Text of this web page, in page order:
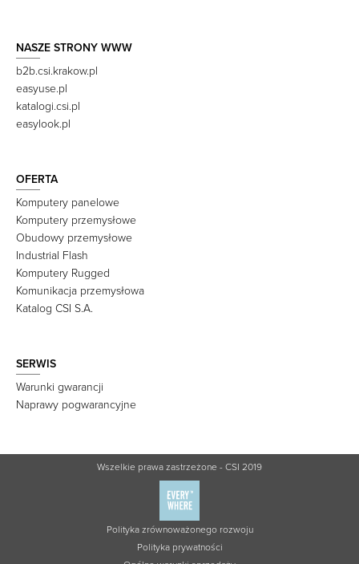
NASZE STRONY WWW
b2b.csi.krakow.pl
easyuse.pl
katalogi.csi.pl
easylook.pl
OFERTA
Komputery panelowe
Komputery przemysłowe
Obudowy przemysłowe
Industrial Flash
Komputery Rugged
Komunikacja przemysłowa
Katalog CSI S.A.
SERWIS
Warunki gwarancji
Naprawy pogwarancyjne
Wszelkie prawa zastrzeżone - CSI 2019
Polityka zrównoważonego rozwoju
Polityka prywatności